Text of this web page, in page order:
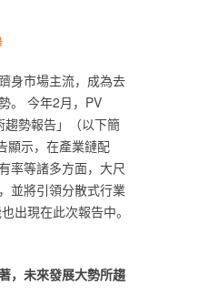
身市場主流，成為去
。 今年2月，PV
趨勢報告‎‎」‎
‎（以下簡
顯示，在產業鏈配
率等諸多方面，大尺
並將引領分散式行業
出現在此次報告中。
，未來發展大勢所趨‎